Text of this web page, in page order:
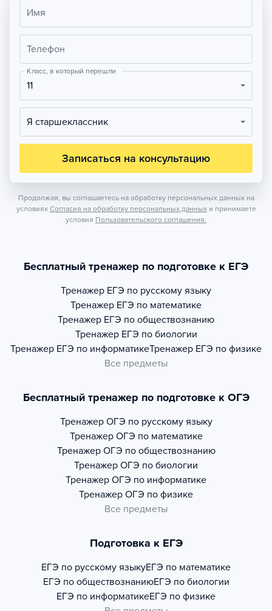
Имя
Телефон
Класс, в который перешли
11
Я старшеклассник
Записаться на консультацию
Продолжая, вы соглашаетесь на обработку персональных данных на
условиях Согласия на обработку персональных данных и принимаете
условия Пользовательского соглашения.
Бесплатный тренажер по подготовке к ЕГЭ
Тренажер ЕГЭ по русскому языку
Тренажер ЕГЭ по математике
Тренажер ЕГЭ по обществознанию
Тренажер ЕГЭ по биологии
Тренажер ЕГЭ по информатикеТренажер ЕГЭ по физике
Все предметы
Бесплатный тренажер по подготовке к ОГЭ
Тренажер ОГЭ по русскому языку
Тренажер ОГЭ по математике
Тренажер ОГЭ по обществознанию
Тренажер ОГЭ по биологии
Тренажер ОГЭ по информатике
Тренажер ОГЭ по физике
Все предметы
Подготовка к ЕГЭ
ЕГЭ по русскому языкуЕГЭ по математике
ЕГЭ по обществознаниюЕГЭ по биологии
ЕГЭ по информатикеЕГЭ по физике